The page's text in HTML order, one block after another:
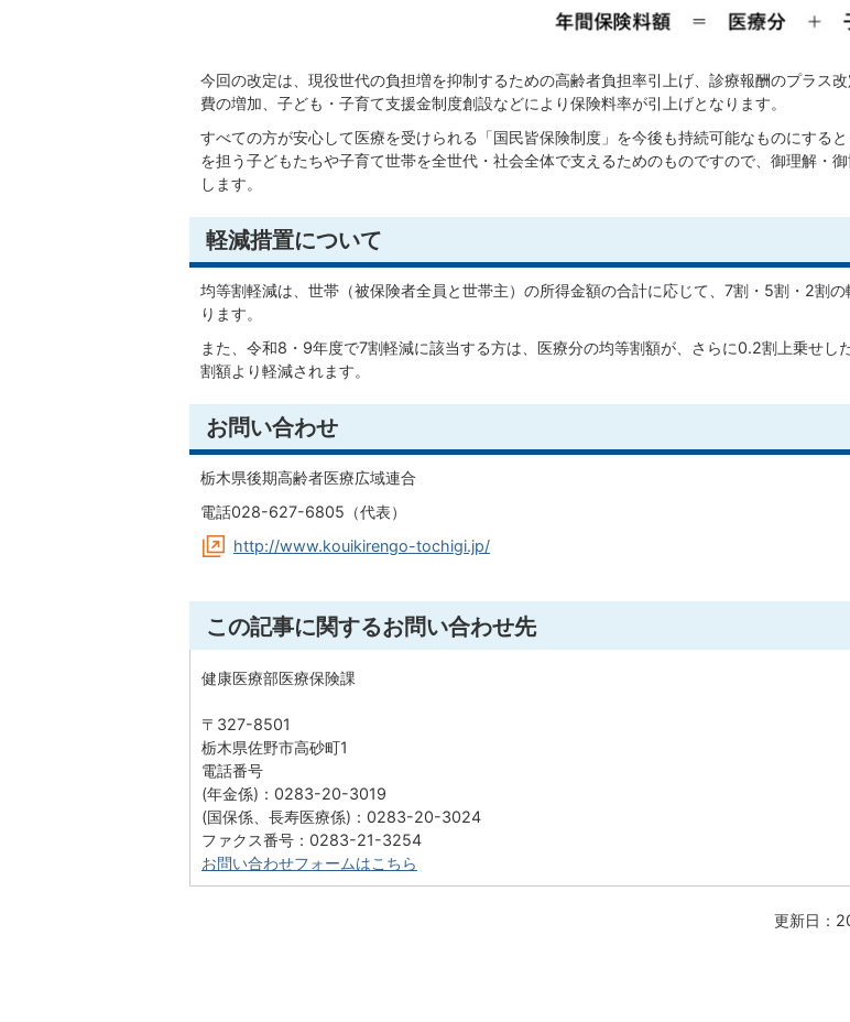
今回の改定は、現役世代の負担増を抑制するための高齢者負担率引上げ、診療報酬のプラス
費の増加、子ども・子育て支援金制度創設などにより保険料率が引上げとなります。
すべての方が安心して医療を受けられる「国民皆保険制度」を今後も持続可能なものにする
を担う子どもたちや子育て世帯を全世代・社会全体で支えるためのものですので、御理解・
します。
軽減措置について
均等割軽減は、世帯（被保険者全員と世帯主）の所得金額の合計に応じて、7割・5割・2割の
ります。
また、令和8・9年度で7割軽減に該当する方は、医療分の均等割額が、さらに0.2割上乗せし
割額より軽減されます。
お問い合わせ
栃木県後期高齢者医療広域連合
電話028-627-6805（代表）
http://www.kouikirengo-tochigi.jp/
この記事に関するお問い合わせ先
健康医療部医療保険課
〒327-8501
栃木県佐野市高砂町1
電話番号
(年金係)：0283-20-3019
(国保係、長寿医療係)：0283-20-3024
ファクス番号：0283-21-3254
お問い合わせフォームはこちら
更新日：